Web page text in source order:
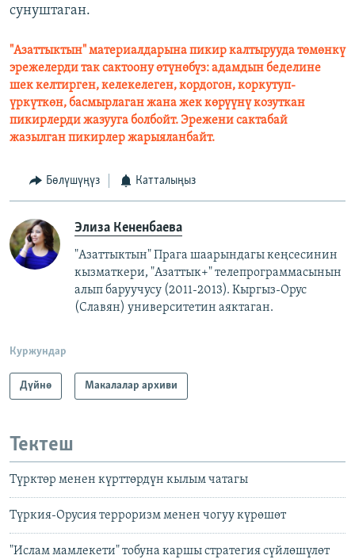
сунуштаган.
"Азаттыктын" материалдарына пикир калтырууда төмөнкү
эрежелерди так сактоону өтүнөбүз: адамдын беделине
шек келтирген, келекелеген, кордогон, коркутуп-
үркүткөн, басмырлаган жана жек көрүүнү козуткан
пикирлерди жазууга болбойт. Эрежени сактабай
жазылган пикирлер жарыяланбайт.
Бөлүшүңүз Катталыңыз
Элиза Кененбаева
"Азаттыктын" Прага шаарындагы кеңсесинин
кызматкери, "Азаттык+" телепрограммасынын
алып баруучусу (2011-2013). Кыргыз-Орус
(Славян) университетин аяктаган.
Куржундар
Дүйнө Макалалар архиви
Тектеш
Түрктөр менен күрттөрдүн кылым чатагы
Түркия-Орусия терроризм менен чогуу күрөшөт
"Ислам мамлекети" тобуна каршы стратегия сүйлөшүлөт